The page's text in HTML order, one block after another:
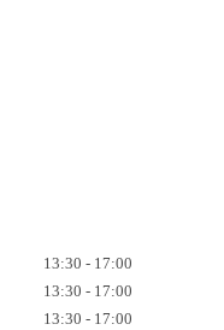
13:30 - 17:00
13:30 - 17:00
13:30 - 17:00